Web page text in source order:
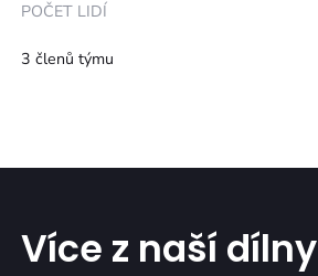
POČET LIDÍ
3 členů týmu
Více z naší dílny